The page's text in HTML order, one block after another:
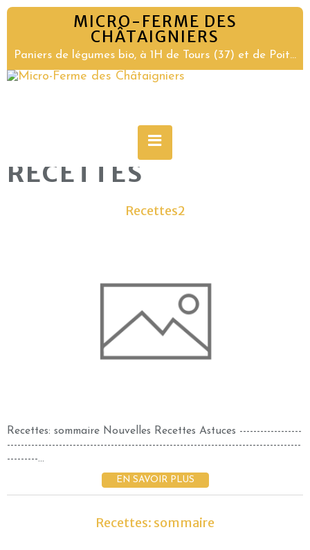
MICRO-FERME DES
CHÂTAIGNIERS
Paniers de légumes bio, à 1H de Tours (37) et de Poitiers (86)
RECETTES
Recettes2
Recettes: sommaire Nouvelles Recettes Astuces ------------------
-------------------------------------------------------------------------------------
---------...
EN SAVOIR PLUS
Recettes: sommaire